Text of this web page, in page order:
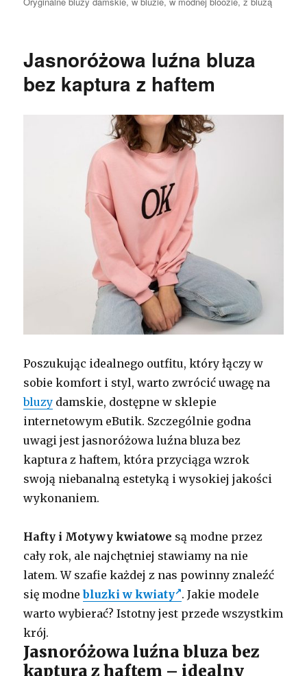
Jasnoróżowa luźna bluza
bez kaptura z haftem
Poszukując idealnego outfitu, który łączy w
sobie komfort i styl, warto zwrócić uwagę na
bluzy damskie, dostępne w sklepie
internetowym eButik. Szczególnie godna
uwagi jest jasnoróżowa luźna bluza bez
kaptura z haftem, która przyciąga wzrok
swoją niebanalną estetyką i wysokiej jakości
wykonaniem.
Hafty i Motywy kwiatowe są modne przez
cały rok, ale najchętniej stawiamy na nie
latem. W szafie każdej z nas powinny znaleźć
się modne bluzki w kwiaty . Jakie modele
warto wybierać? Istotny jest przede wszystkim
krój.
Jasnoróżowa luźna bluza bez
kaptura z haftem – idealny